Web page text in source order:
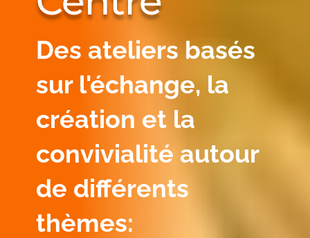
Des ateliers basés
sur l'échange, la
création et la
convivialité autour
de différents
thèmes: